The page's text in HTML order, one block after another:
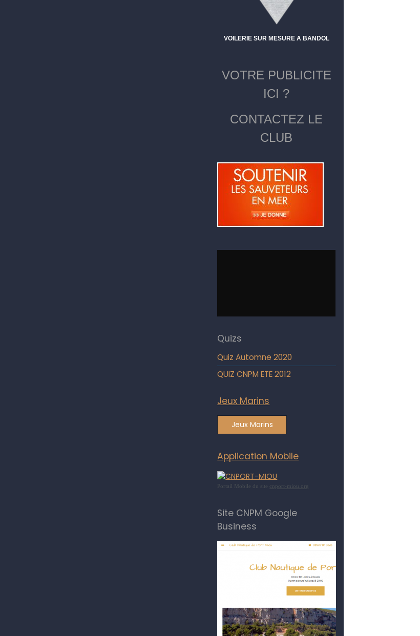
VOILERIE SUR MESURE A BANDOL
VOTRE PUBLICITE
ICI ?
CONTACTEZ LE
CLUB
Quizs
Quiz Automne 2020
QUIZ CNPM ETE 2012
Jeux Marins
Jeux Marins
Application Mobile
Portail Mobile du site cnport-miou.org
Site CNPM Google
Business